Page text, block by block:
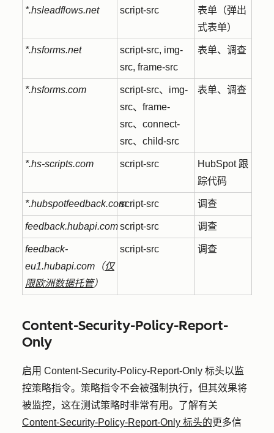
*.hsleadflows.net script-src
表单（弹出
式表单）
*.hsforms.net
script-src, img-
src, frame-src
表单、调查
*.hsforms.com
script-src、img-
src、frame-
src、connect-
src、child-src
表单、调查
*.hs-scripts.com script-src
HubSpot 跟
踪代码
*.hubspotfeedback.comscript-src 调查
feedback.hubapi.comscript-src 调查
feedback-
eu1.hubapi.com（仅
限欧洲数据托管）
script-src 调查
Content-Security-Policy-Report-
Only
启用 Content-Security-Policy-Report-Only 标头以监
控策略指令。策略指令不会被强制执行，但其效果将
被监控，这在测试策略时非常有用。了解有关
Content-Security-Policy-Report-Only 标头的更多信